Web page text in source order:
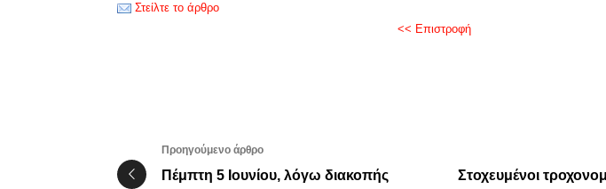
Στείλτε το άρθρο
<< Επιστροφή
Προηγούμενο άρθρο
Πέμπτη 5 Ιουνίου, λόγω διακοπής
Στοχευμένοι